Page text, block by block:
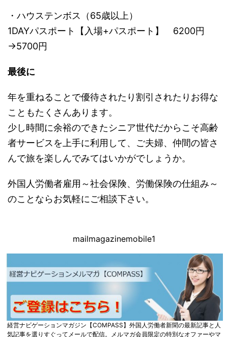
・ハウステンボス（65歳以上）
1DAYパスポート【入場+パスポート】 6200円
→5700円
最後に
年を重ねることで優待されたり割引されたりお得な
こともたくさんあります。
少し時間に余裕のできたシニア世代だからこそ高齢
者サービスを上手に利用して、ご夫婦、仲間の皆さ
んで旅を楽しんでみてはいかがでしょうか。
外国人労働者雇用～社会保険、労働保険の仕組み～
のことならお気軽にご相談下さい。
mailmagazinemobile1
経営ナビゲーションマガジン【COMPASS】外国人労働者新聞の最新記事と人
気記事を選りすぐってメールで配信。メルマガ会員限定の特別なオファーやマ